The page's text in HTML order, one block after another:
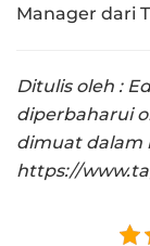
Manager dari
Ditulis oleh :
diperbaharui
dimuat dalam
https://